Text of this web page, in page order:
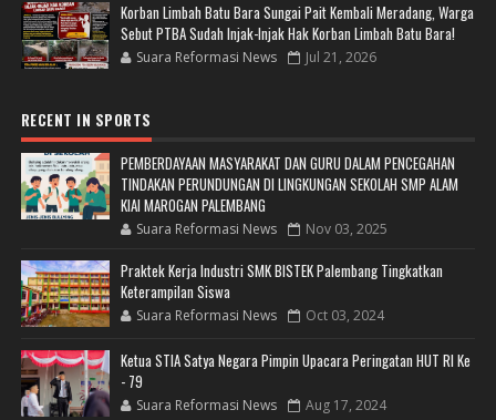
Korban Limbah Batu Bara Sungai Pait Kembali Meradang, Warga
Sebut PTBA Sudah Injak-Injak Hak Korban Limbah Batu Bara!
Suara Reformasi News Jul 21, 2026
RECENT IN SPORTS
PEMBERDAYAAN MASYARAKAT DAN GURU DALAM PENCEGAHAN
TINDAKAN PERUNDUNGAN DI LINGKUNGAN SEKOLAH SMP ALAM
KIAI MAROGAN PALEMBANG
Suara Reformasi News Nov 03, 2025
Praktek Kerja Industri SMK BISTEK Palembang Tingkatkan
Keterampilan Siswa
Suara Reformasi News Oct 03, 2024
Ketua STIA Satya Negara Pimpin Upacara Peringatan HUT RI Ke
- 79
Suara Reformasi News Aug 17, 2024